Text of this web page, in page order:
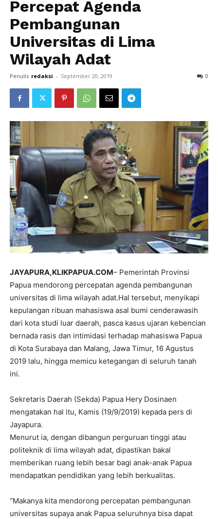
Percepat Agenda
Pembangunan
Universitas di Lima
Wilayah Adat
Penulis redaksi - September 20, 2019 0
JAYAPURA,KLIKPAPUA.COM– Pemerintah Provinsi
Papua mendorong percepatan agenda pembangunan
universitas di lima wilayah adat.Hal tersebut, menyikapi
kepulangan ribuan mahasiswa asal bumi cenderawasih
dari kota studi luar daerah, pasca kasus ujaran kebencian
bernada rasis dan intimidasi terhadap mahasiswa Papua
di Kota Surabaya dan Malang, Jawa Timur, 16 Agustus
2019 lalu, hingga memicu ketegangan di seluruh tanah
ini.
Sekretaris Daerah (Sekda) Papua Hery Dosinaen
mengatakan hal itu, Kamis (19/9/2019) kepada pers di
Jayapura.
Menurut ia, dengan dibangun perguruan tinggi atau
politeknik di lima wilayah adat, dipastikan bakal
memberikan ruang lebih besar bagi anak-anak Papua
mendapatkan pendidikan yang lebih berkualitas.
“Makanya kita mendorong percepatan pembangunan
universitas supaya anak Papua seluruhnya bisa dapat